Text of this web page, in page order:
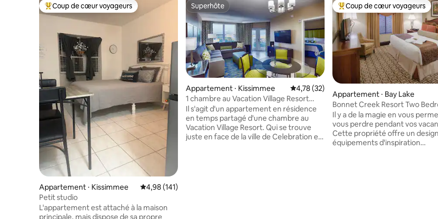
Coups de cœur voyageurs les plus appréciés
Coup de cœur voyageurs
Appartement ⋅ Kissimmee Évaluation moyenne sur la base de 141 commentaires : 4,98 sur 5
4,98 (141)
Petit studio
L'appartement est attaché à la maison
principale, mais dispose de sa propre
Superhôte
Superhôte
Appartement ⋅ Kissimmee Évaluation moyenne sur la base de 32
4,78 (32)
1 chambre au Vacation Village Resort
près de Disney
Il s'agit d'un appartement en résidence
en temps partagé d'une chambre au
Vacation Village Resort. Qui se trouve
juste en face de la ville de Celebration et
Coups de cœur voyageurs les
Coup de cœur voyageurs
Appartement ⋅ Bay Lake
Bonnet Creek Resort Two
Deluxe at Disney !
Il y a de la magie en vous
vous perdre pendant vos
Cette propriété offre un
équipements d'inspiration